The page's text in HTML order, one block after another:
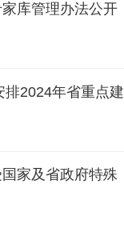
库管理办法公开
排2024年省重点建
家及省政府特殊